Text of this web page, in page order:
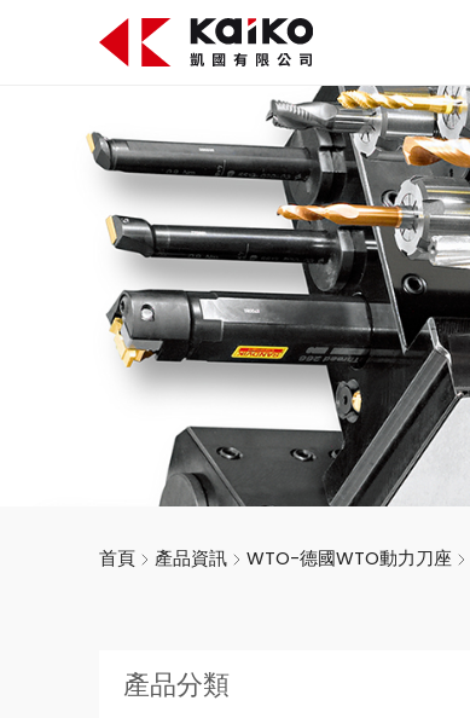
關於凱國
產品資訊
最新消息
活動花絮
影片專區
聯絡我們
首頁 產品資訊 WTO-德國WTO動力刀座
產品分類